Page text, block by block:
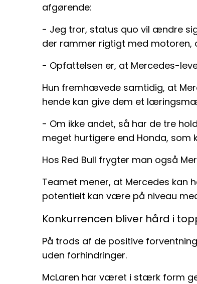
afgørende:
- Jeg tror, status quo vil ændre
der rammer rigtigt med motoren,
- Opfattelsen er, at Mercedes-
Hun fremhævede samtidig, at
hende kan give dem et
- Om ikke andet, så har de tre
meget hurtigere end Honda, som
Hos Red Bull frygter man også
Teamet mener, at Mercedes kan
potentielt kan være på niveau
Konkurrencen bliver hård i
På trods af de positive
uden forhindringer.
McLaren har været i stærk form